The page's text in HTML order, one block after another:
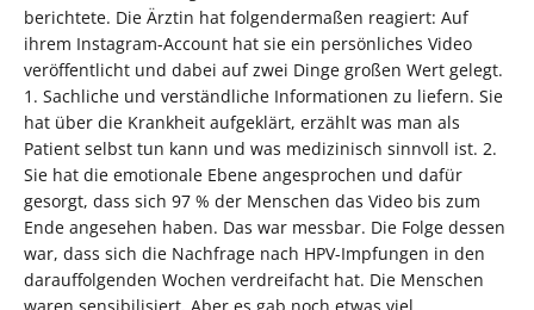
berichtete. Die Ärztin hat folgendermaßen reagiert: Auf
ihrem Instagram-Account hat sie ein persönliches Video
veröffentlicht und dabei auf zwei Dinge großen Wert gelegt.
1. Sachliche und verständliche Informationen zu liefern. Sie
hat über die Krankheit aufgeklärt, erzählt was man als
Patient selbst tun kann und was medizinisch sinnvoll ist. 2.
Sie hat die emotionale Ebene angesprochen und dafür
gesorgt, dass sich 97 % der Menschen das Video bis zum
Ende angesehen haben. Das war messbar. Die Folge dessen
war, dass sich die Nachfrage nach HPV-Impfungen in den
darauffolgenden Wochen verdreifacht hat. Die Menschen
waren sensibilisiert. Aber es gab noch etwas viel